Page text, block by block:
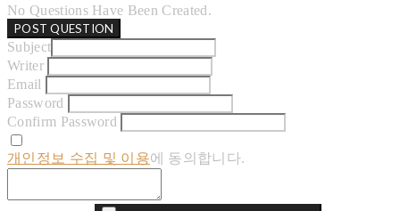
No Questions Have Been Created.
POST QUESTION
Subject
Writer
Email
Password
Confirm Password
개인정보 수집 및 이용에 동의합니다.